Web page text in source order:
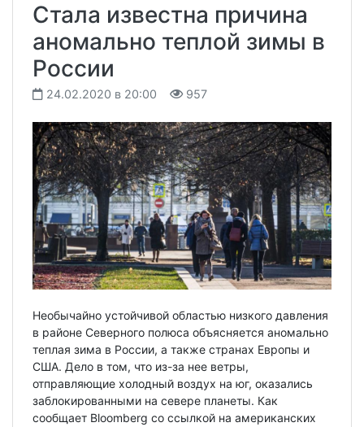
Стала известна причина
аномально теплой зимы в
России
24.02.2020 в 20:00 957
Необычайно устойчивой областью низкого давления
в районе Северного полюса объясняется аномально
теплая зима в России, а также странах Европы и
США. Дело в том, что из-за нее ветры,
отправляющие холодный воздух на юг, оказались
заблокированными на севере планеты. Как
сообщает Bloomberg со ссылкой на американских